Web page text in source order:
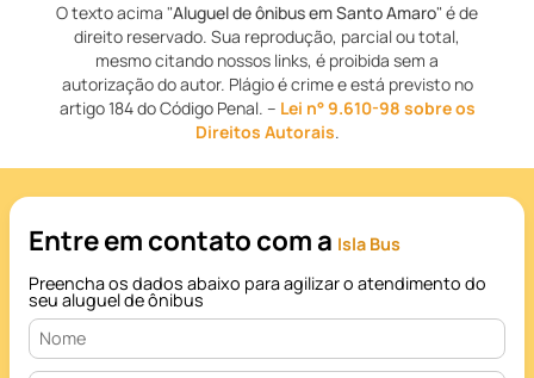
O texto acima "Aluguel de ônibus em Santo Amaro" é de
direito reservado. Sua reprodução, parcial ou total,
mesmo citando nossos links, é proibida sem a
autorização do autor. Plágio é crime e está previsto no
artigo 184 do Código Penal. – Lei n° 9.610-98 sobre os
Direitos Autorais.
Entre em contato com a Isla Bus
Preencha os dados abaixo para agilizar o atendimento do
seu aluguel de ônibus